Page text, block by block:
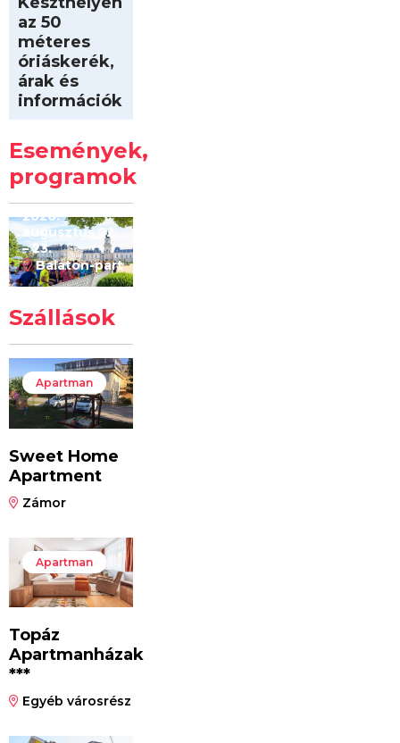
az 50
méteres
óriáskerék,
árak és
információk
Események,
programok
Kilóméterek
2026
2026.
augusztus 22
– 23.
Balaton-part
Szállások
Apartman
Sweet Home
Apartment
Zámor
Apartman
Topáz
Apartmanházak
***
Egyéb városrész